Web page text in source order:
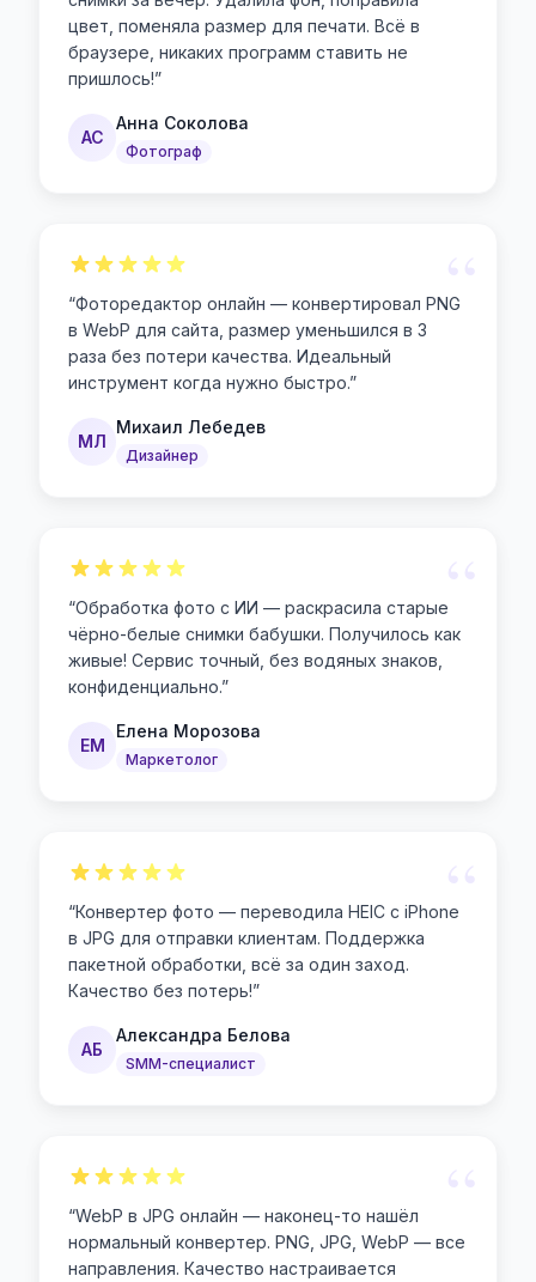
цвет, поменяла размер для печати. Всё в
браузере, никаких программ ставить не
пришлось!”
АС
Анна Соколова
Фотограф
“
“Фоторедактор онлайн — конвертировал PNG
в WebP для сайта, размер уменьшился в 3
раза без потери качества. Идеальный
инструмент когда нужно быстро.”
МЛ
Михаил Лебедев
Дизайнер
“
“Обработка фото с ИИ — раскрасила старые
чёрно-белые снимки бабушки. Получилось как
живые! Сервис точный, без водяных знаков,
конфиденциально.”
ЕМ
Елена Морозова
Маркетолог
“
“Конвертер фото — переводила HEIC с iPhone
в JPG для отправки клиентам. Поддержка
пакетной обработки, всё за один заход.
Качество без потерь!”
АБ
Александра Белова
SMM-специалист
“WebP в JPG онлайн — наконец-то нашёл
нормальный конвертер. PNG, JPG, WebP — все
направления. Качество настраивается